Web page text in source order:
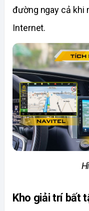
đường ngay cả khi
Internet.
Kho giải trí bất